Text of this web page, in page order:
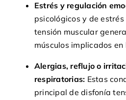
Estrés y regulación
psicológicos y de
tensión muscular
músculos implicados en
Alergias, reflujo o
respiratorias: Estas
principal de disfonía